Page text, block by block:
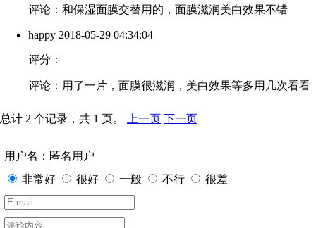
评论：和保湿面膜交替用的，面膜滋润美白效果不错
happy 2018-05-29 04:34:04
评分：
评论：用了一片，面膜很滋润，美白效果等多用几次看看
总计 2 个记录，共 1 页。 上一页 下一页
用户名：匿名用户
非常好
很好 一般 不行 很差